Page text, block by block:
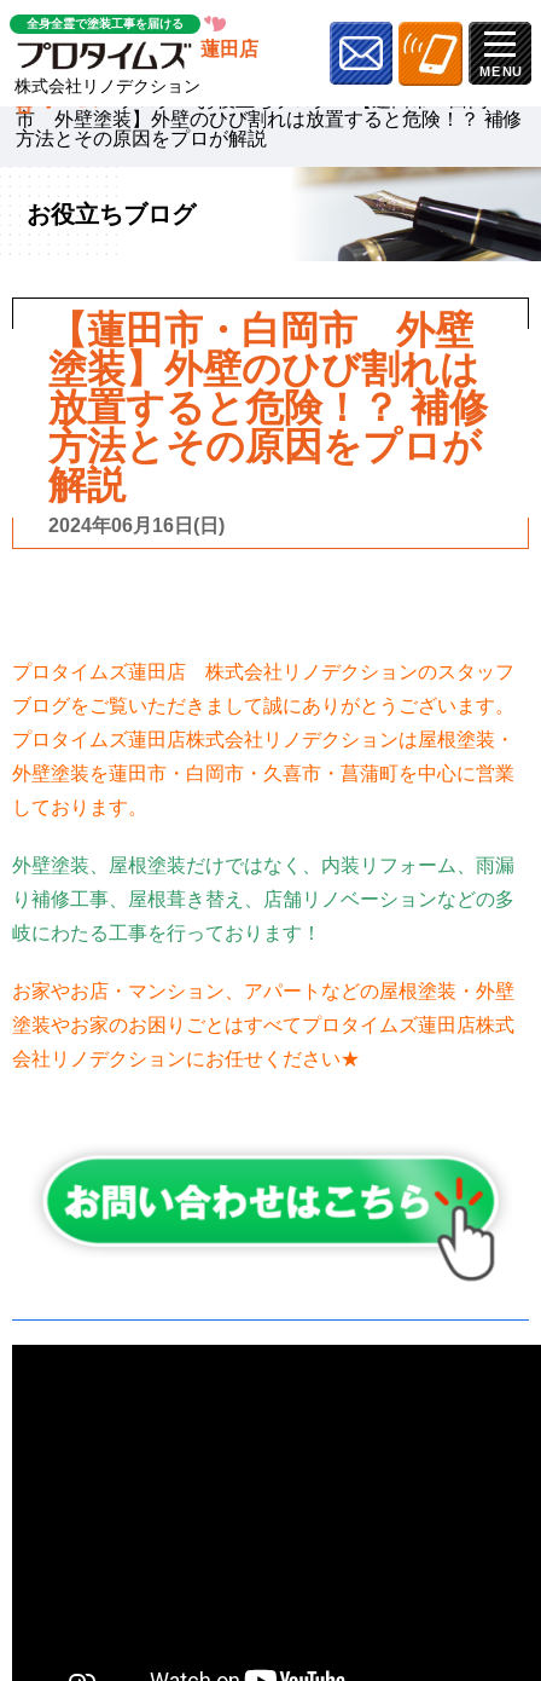
全身全霊で塗装工事を届ける
蓮田店
株式会社リノデクション
ホーム » ブログ»
市 外壁塗装】外壁のひび割れは放置すると危険！？ 補修
方法とその原因をプロが解説
お役立ちブログ
【蓮田市・白岡市 外壁
塗装】外壁のひび割れは
放置すると危険！？ 補修
方法とその原因をプロが
解説
2024年06月16日(日)
プロタイムズ蓮田店 株式会社リノデクションのスタッフ
ブログをご覧いただきまして誠にありがとうございます。
プロタイムズ蓮田店株式会社リノデクションは屋根塗装・
外壁塗装を蓮田市・白岡市・久喜市・菖蒲町を中心に営業
しております。
外壁塗装、屋根塗装だけではなく、内装リフォーム、雨漏
り補修工事、屋根葺き替え、店舗リノベーションなどの多
岐にわたる工事を行っております！
お家やお店・マンション、アパートなどの屋根塗装・外壁
塗装やお家のお困りごとはすべてプロタイムズ蓮田店株式
会社リノデクションにお任せください★